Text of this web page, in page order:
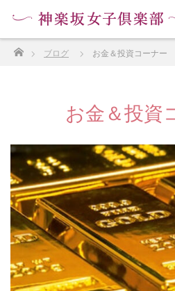
ブログ お金＆投資コーナー
お金＆投資